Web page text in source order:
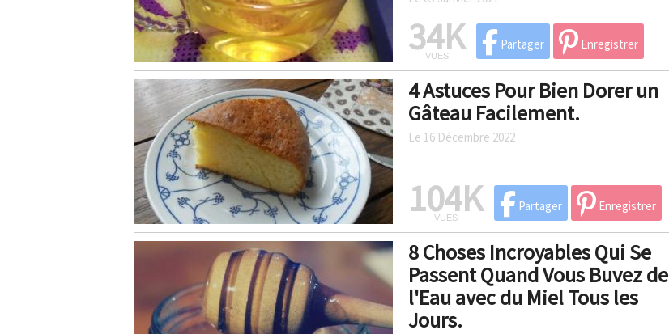
34K
VUES
Partager Enregistrer
4 Astuces Pour Bien Dorer un
Gâteau Facilement.
Le 16 Décembre 2022
104K
VUES
Partager Enregistrer
8 Choses Incroyables Qui Se
Passent Quand Vous Buvez de
l'Eau avec du Miel Tous les
Jours.